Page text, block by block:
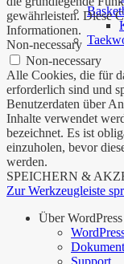
gewährleisten. Diese
Informationen.
Non-necessary
Non-necessary
Alle Cookies, die für
erforderlich sind und
Benutzerdaten über
Inhalte verwendet
bezeichnet. Es ist
einzuholen, bevor
werden.
SPEICHERN &
Zur Werkzeugleiste
Über WordPress
Support